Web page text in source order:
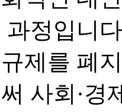
과정입니
제를 폐
사회·경